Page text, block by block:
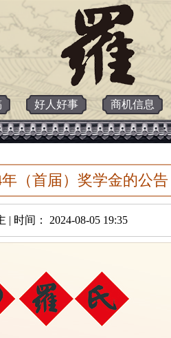
好人好事 商机信息
（首届）奖学金的公告
| 时间： 2024-08-05 19:35